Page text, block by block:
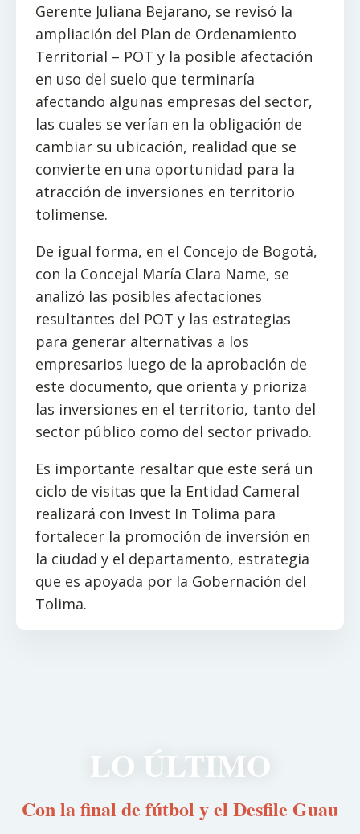
Gerente Juliana Bejarano, se revisó la
ampliación del Plan de Ordenamiento
Territorial – POT y la posible afectación
en uso del suelo que terminaría
afectando algunas empresas del sector,
las cuales se verían en la obligación de
cambiar su ubicación, realidad que se
convierte en una oportunidad para la
atracción de inversiones en territorio
tolimense.
De igual forma, en el Concejo de Bogotá,
con la Concejal María Clara Name, se
analizó las posibles afectaciones
resultantes del POT y las estrategias
para generar alternativas a los
empresarios luego de la aprobación de
este documento, que orienta y prioriza
las inversiones en el territorio, tanto del
sector público como del sector privado.
Es importante resaltar que este será un
ciclo de visitas que la Entidad Cameral
realizará con Invest In Tolima para
fortalecer la promoción de inversión en
la ciudad y el departamento, estrategia
que es apoyada por la Gobernación del
Tolima.
LO ÚLTIMO
Con la final de fútbol y el Desfile Guau